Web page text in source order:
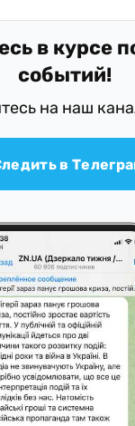
в курсе
событий!
на наш
в